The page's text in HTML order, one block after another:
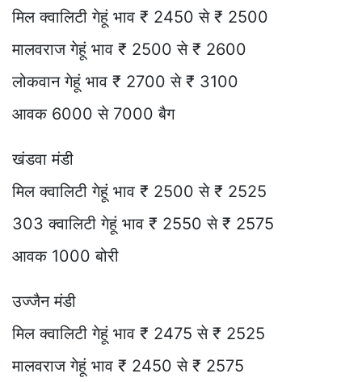
मिल क्वालिटी गेहूं भाव ₹ 2450 से ₹ 2500
मालवराज गेहूं भाव ₹ 2500 से ₹ 2600
लोकवान गेहूं भाव ₹ 2700 से ₹ 3100
आवक 6000 से 7000 बैग
खंडवा मंडी
मिल क्वालिटी गेहूं भाव ₹ 2500 से ₹ 2525
303 क्वालिटी गेहूं भाव ₹ 2550 से ₹ 2575
आवक 1000 बोरी
उज्जैन मंडी
मिल क्वालिटी गेहूं भाव ₹ 2475 से ₹ 2525
मालवराज गेहूं भाव ₹ 2450 से ₹ 2575